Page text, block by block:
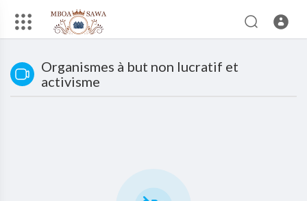
Organismes à but non lucratif et
activisme